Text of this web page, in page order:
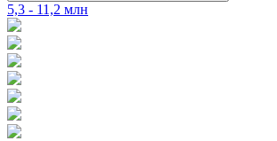
5,3 - 11,2 млн